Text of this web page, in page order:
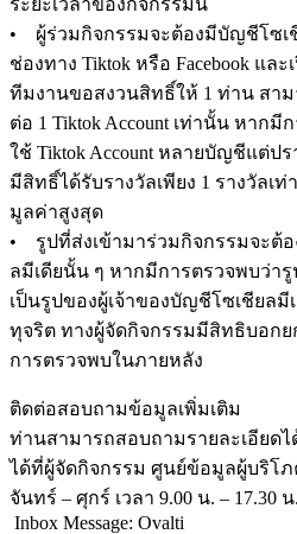
ระยะเวลาของกิจกรรมนี้
• ผู้ร่วมกิจกรรมจะต้องมีบัญชีโซเ
ช่องทาง Tiktok หรือ Facebook แ
ทีมงานขอสงวนสิทธิ์ให้ 1 ท่าน สาม
ต่อ 1 Tiktok Account เท่านั้น หาก
ใช้ Tiktok Account หลายบัญชีแต่ป
มีสิทธิ์ได้รับรางวัลเพียง 1 รางวัลเ
มูลค่าสูงสุด
• รูปที่ส่งเข้ามาร่วมกิจกรรมจะต้อ
ลมีเดียนั้น ๆ หากมีการตรวจพบว่า
เป็นรูปของผู้เจ้าของบัญชีโซเชียล
ทุจริต ทางผู้จัดกิจกรรมมีสิทธิบอกย
การตรวจพบในภายหลัง
ติดต่อสอบถามข้อมูลเพิ่มเติม
ท่านสามารถสอบถามรายละเอียดไ
ได้ที่ผู้จัดกิจกรรม ศูนย์ข้อมูลผู้บริโภ
จันทร์ – ศุกร์ เวลา 9.00 น. –
Inbox Message: Ovalti